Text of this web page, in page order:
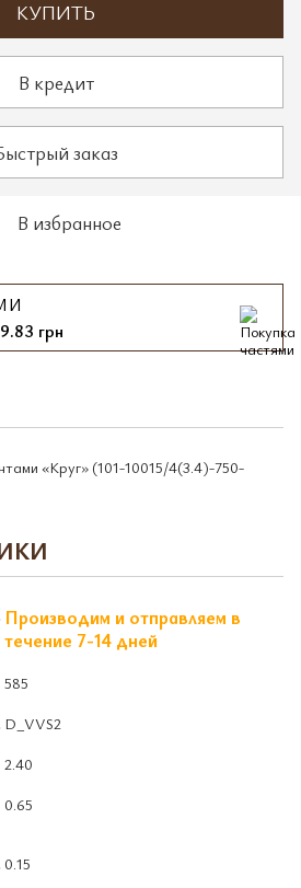
КУПИТЬ
В кредит
заказ
В избранное
грн
«Круг» (101-10015/4(3.4)-750-
Производим и отправляем в
течение 7-14 дней
585
D_VVS2
2.40
0.65
0.15